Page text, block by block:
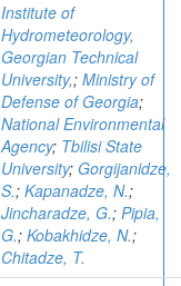
Institute of
Hydrometeorology,
Georgian Technical
University,; Ministry of
Defense of Georgia;
National Environmental
Agency; Tbilisi State
University; Gorgijanidze,
S.; Kapanadze, N.;
Jincharadze, G.; Pipia,
G.; Kobakhidze, N.;
Chitadze, T.